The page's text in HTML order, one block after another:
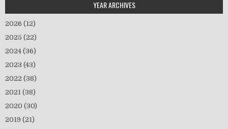
YEAR ARCHIVES
2026 (12)
2025 (22)
2024 (36)
2023 (43)
2022 (38)
2021 (38)
2020 (30)
2019 (21)